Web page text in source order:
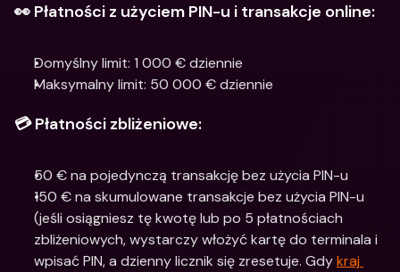
👀 Płatności z użyciem PIN-u i transakcje online:
Domyślny limit: 1 000 € dziennie
Maksymalny limit: 50 000 € dziennie
💳 Płatności zbliżeniowe:
50 € na pojedynczą transakcję bez użycia PIN-u
150 € na skumulowane transakcje bez użycia PIN-u
(jeśli osiągniesz tę kwotę lub po 5 płatnościach
zbliżeniowych, wystarczy włożyć kartę do terminala i
wpisać PIN, a dzienny licznik się zresetuje. Gdy kraj